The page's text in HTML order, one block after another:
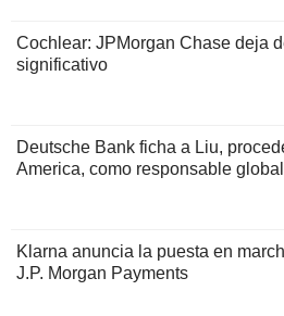
Cochlear: JPMorgan Chase deja
significativo
Deutsche Bank ficha a Liu,
America, como responsable
Klarna anuncia la puesta en
J.P. Morgan Payments